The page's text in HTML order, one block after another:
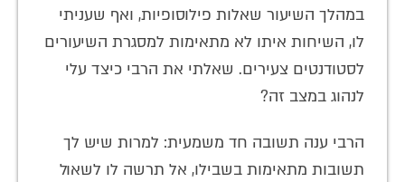
במהלך השיעור שאלות פילוסופיות, ואף שעניתי
לו, השיחות איתו לא מתאימות למסגרת השיעורים
לסטודנטים צעירים. שאלתי את הרבי כיצד עלי
לנהוג במצב זה?
הרבי ענה תשובה חד משמעית: למרות שיש לך
תשובות מתאימות בשבילו, אל תרשה לו לשאול